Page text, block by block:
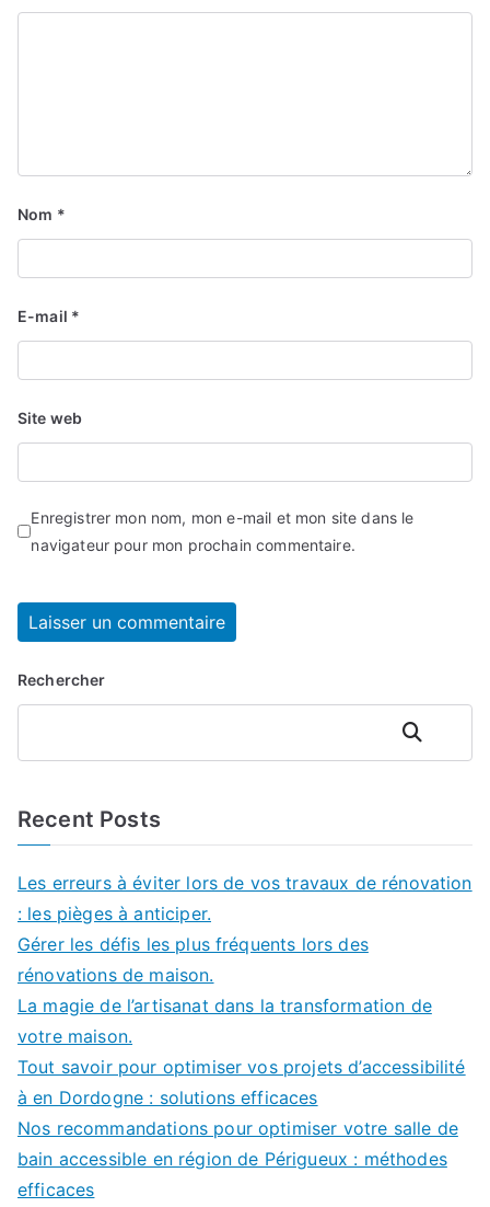
Nom *
E-mail *
Site web
Enregistrer mon nom, mon e-mail et mon site dans le
navigateur pour mon prochain commentaire.
Rechercher
Rechercher
Recent Posts
Les erreurs à éviter lors de vos travaux de rénovation
: les pièges à anticiper.
Gérer les défis les plus fréquents lors des
rénovations de maison.
La magie de l’artisanat dans la transformation de
votre maison.
Tout savoir pour optimiser vos projets d’accessibilité
à en Dordogne : solutions efficaces
Nos recommandations pour optimiser votre salle de
bain accessible en région de Périgueux : méthodes
efficaces